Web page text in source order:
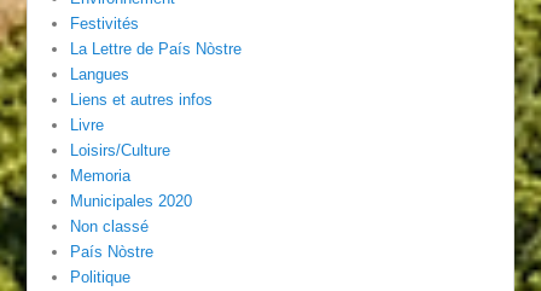
Festivités
La Lettre de País Nòstre
Langues
Liens et autres infos
Livre
Loisirs/Culture
Memoria
Municipales 2020
Non classé
País Nòstre
Politique